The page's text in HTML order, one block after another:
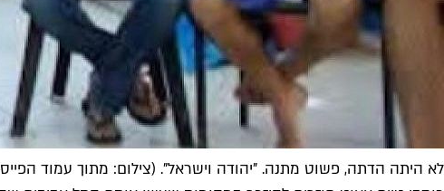
לא היתה הדתה, פשוט מתנה. "יהודה וישראל". (צילום: מתוך עמוד